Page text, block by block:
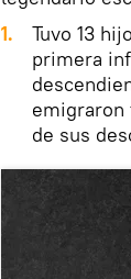
Tuvo 13
primera
emigraron
de sus